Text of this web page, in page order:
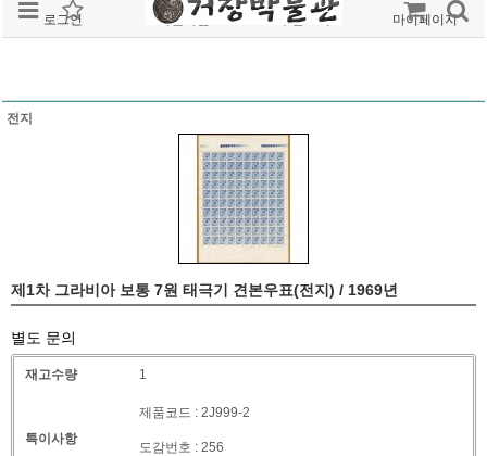
로그인 회원가입 주문조회 마이페이지
전지
제1차 그라비아 보통 7원 태극기 견본우표(전지) / 1969년
별도 문의
재고수량 1
특이사항
제품코드 : 2J999-2
도감번호 : 256